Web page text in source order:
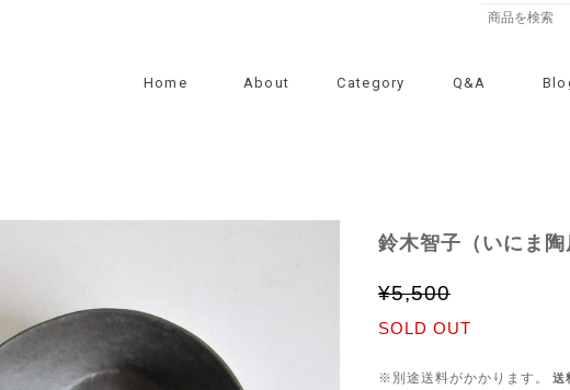
Home About Category Q&A
鈴木智子（いにま陶
¥5,500
SOLD OUT
※別途送料がかかります。 送